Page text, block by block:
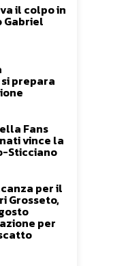
il colpo in
Gabriel
prepara
Fans
vince la
Sticciano
per il
Grosseto,
per